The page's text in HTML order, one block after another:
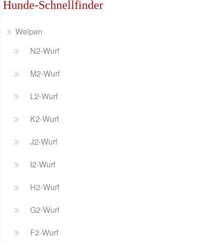
Hunde-Schnellfinder
Welpen
N2-Wurf
M2-Wurf
L2-Wurf
K2-Wurf
J2-Wurf
I2-Wurf
H2-Wurf
G2-Wurf
F2-Wurf